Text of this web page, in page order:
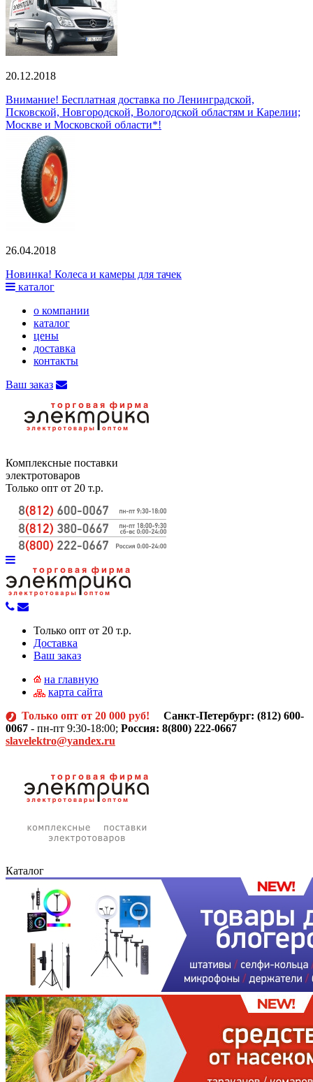
20.12.2018
Внимание! Бесплатная доставка по Ленинградской,
Псковской, Новгородской, Вологодской областям и Карелии;
Москве и Московской области*!
26.04.2018
Новинка! Колеса и камеры для тачек
каталог
о компании
каталог
цены
доставка
контакты
Ваш заказ
Комплексные поставки
электротоваров
Только опт от 20 т.р.
Только опт от 20 т.р.
Доставка
Ваш заказ
на главную
карта сайта
Только опт от 20 000 руб! Санкт-Петербург: (812) 600-
0067 - пн-пт 9:30-18:00; Россия: 8(800) 222-0667
slavelektro@yandex.ru
Каталог